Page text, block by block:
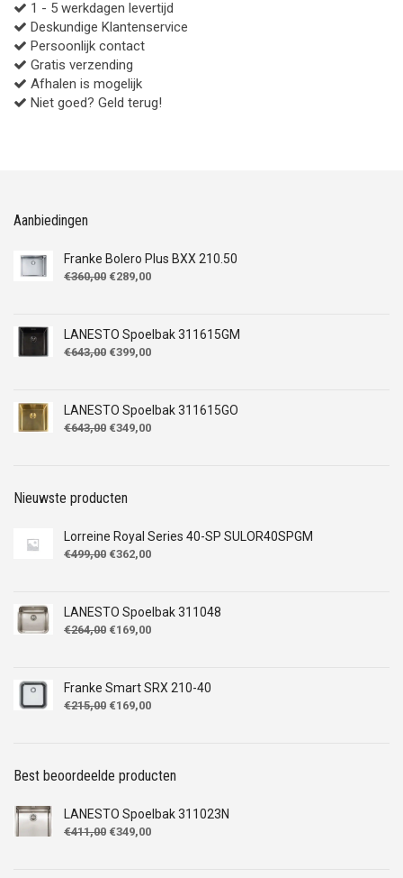
1 - 5 werkdagen levertijd
Deskundige Klantenservice
Persoonlijk contact
Gratis verzending
Afhalen is mogelijk
Niet goed? Geld terug!
Aanbiedingen
Franke Bolero Plus BXX 210.50
€360,00 Oorspronkelijke
€360,00.
€289,00Huidige
€289,00.
LANESTO Spoelbak 311615GM
€643,00 Oorspronkelijke
€643,00.
€399,00Huidige
€399,00.
LANESTO Spoelbak 311615GO
€643,00 Oorspronkelijke
€349,00Huidige
Nieuwste producten
Lorreine Royal Series 40-SP SULOR40SPGM
€499,00 Oorspronkelijke
€499,00.
€362,00Huidige
€362,00.
LANESTO Spoelbak 311048
€264,00 Oorspronkelijke
€264,00.
€169,00Huidige
€169,00.
Franke Smart SRX 210-40
€215,00 Oorspronkelijke
€169,00Huidige
Best beoordeelde producten
LANESTO Spoelbak 311023N
€411,00 Oorspronkelijke
€349,00Huidige